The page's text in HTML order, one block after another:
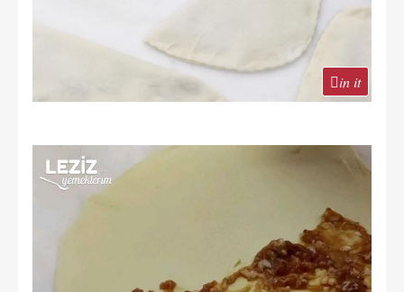
in it